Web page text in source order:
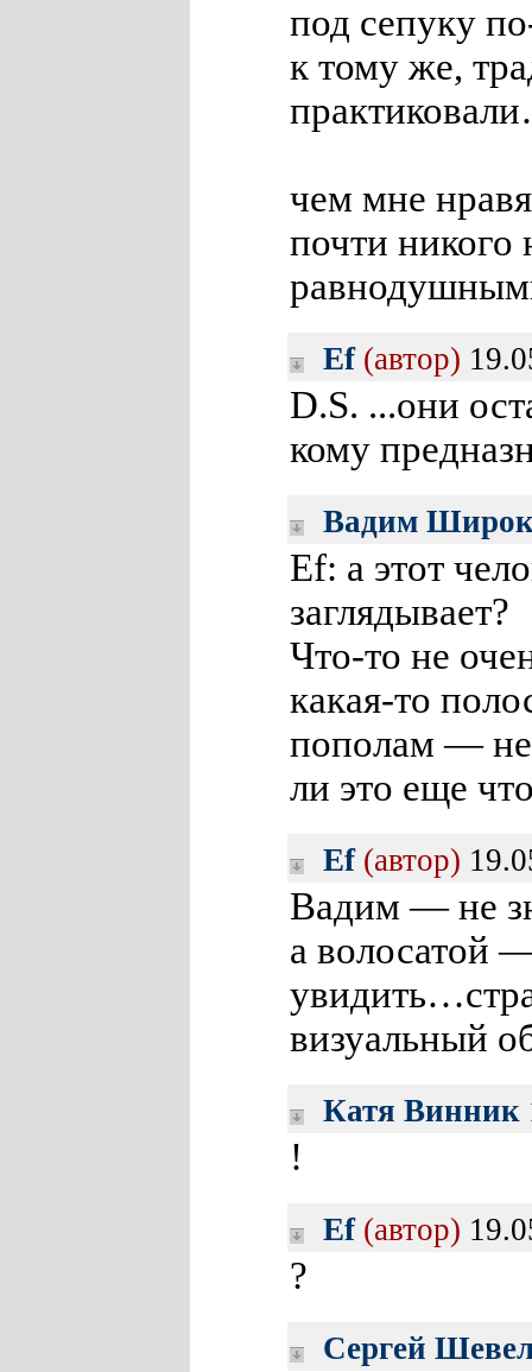
под сепуку
к тому же,
чем мне
почти никого
Ef (автор)
D.S. ...они
кому
Вадим
Ef: а этот
заглядывает?
Что-то не
какая-то
пополам —
ли это еще
Ef (автор)
Вадим — не
а волосатой
визуальный
Катя Винник
!
Ef (автор)
?
Сергей